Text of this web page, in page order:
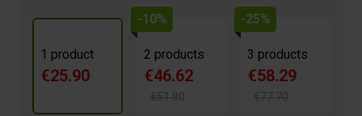
1 product
€25.90
-10%
2 products
€46.62
€51.80
-25%
3 products
€58.29
€77.70